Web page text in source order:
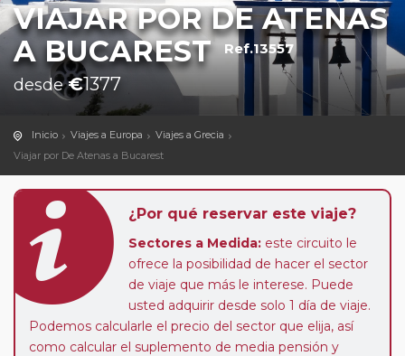
VIAJAR POR DE ATENAS
A BUCAREST
Ref.13557
desde€1377
Inicio Viajes a Europa
Viajes a Grecia
Viajar por De Atenas a Bucarest
¿Por qué reservar este viaje?
Sectores a Medida: este circuito le
ofrece la posibilidad de hacer el sector
de viaje que más le interese. Puede
usted adquirir desde solo 1 día de viaje.
Podemos calcularle el precio del sector que elija, así
como calcular el suplemento de media pensión y